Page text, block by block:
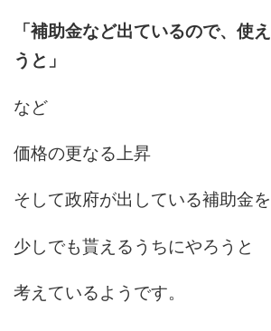
「補助金など出ているので、使
うと」
など
価格の更なる上昇
そして政府が出している補助金
少しでも貰えるうちにやろうと
考えているようです。